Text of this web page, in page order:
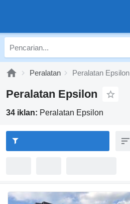
Peralatan Peralatan Epsilon
Peralatan Epsilon
34 iklan: Peralatan Epsilon